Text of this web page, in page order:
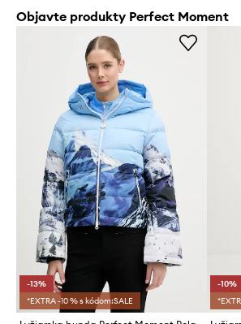
Objavte produkty Perfect Moment
-13%
*EXTRA -10 % s kódom:SALE
-10%